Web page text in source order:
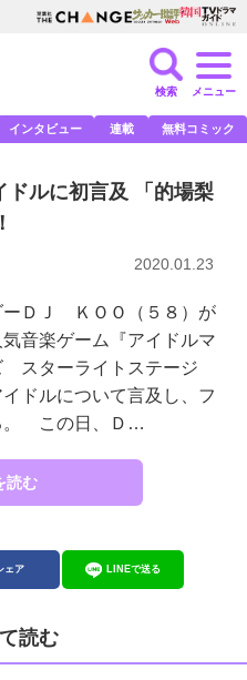
検索 メニュー
インタビュー 連載 無料コミック
ルに初言及 「的場梨
2020.01.23
ーＤＪ ＫＯＯ（５８）が
音楽ゲーム『アイドルマ
スターライトステージ
ドルについて言及し、フ
。 この日、Ｄ…
読む
ェア LINEで送る
読む